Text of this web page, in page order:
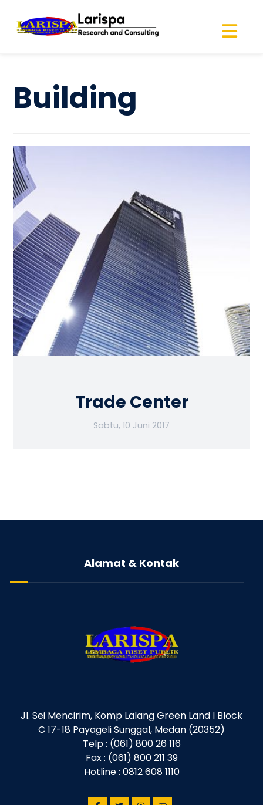
Building
Trade Center
Sabtu, 10 Juni 2017
Alamat & Kontak
Jl. Sei Mencirim, Komp Lalang Green Land I Block
C 17-18 Payageli Sunggal, Medan (20352)
Telp : (061) 800 26 116
Fax : (061) 800 211 39
Hotline : 0812 608 1110